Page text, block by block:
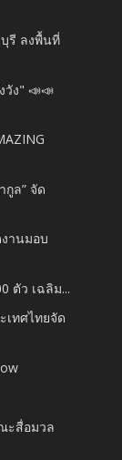
รี ลงพื้นที่
ง" 📣📣
ล” จัด
านมอบ
ตัว เฉลิม...
เทศไทยจัด
ะสื่อมวล